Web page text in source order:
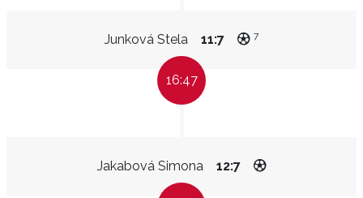
Junková Stela 11:7 7
16:47
Jakabová Simona 12:7